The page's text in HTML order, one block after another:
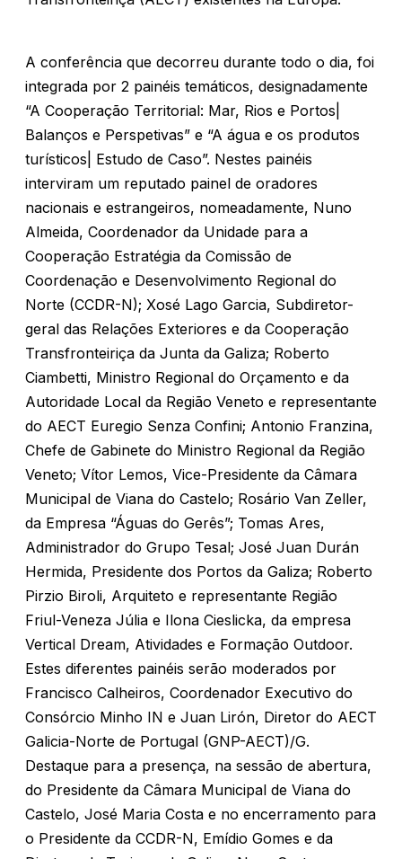
A conferência que decorreu durante todo o dia, foi
integrada por 2 painéis temáticos, designadamente
“A Cooperação Territorial: Mar, Rios e Portos|
Balanços e Perspetivas” e “A água e os produtos
turísticos| Estudo de Caso”. Nestes painéis
interviram um reputado painel de oradores
nacionais e estrangeiros, nomeadamente, Nuno
Almeida, Coordenador da Unidade para a
Cooperação Estratégia da Comissão de
Coordenação e Desenvolvimento Regional do
Norte (CCDR-N); Xosé Lago Garcia, Subdiretor-
geral das Relações Exteriores e da Cooperação
Transfronteiriça da Junta da Galiza; Roberto
Ciambetti, Ministro Regional do Orçamento e da
Autoridade Local da Região Veneto e representante
do AECT Euregio Senza Confini; Antonio Franzina,
Chefe de Gabinete do Ministro Regional da Região
Veneto; Vítor Lemos, Vice-Presidente da Câmara
Municipal de Viana do Castelo; Rosário Van Zeller,
da Empresa “Águas do Gerês”; Tomas Ares,
Administrador do Grupo Tesal; José Juan Durán
Hermida, Presidente dos Portos da Galiza; Roberto
Pirzio Biroli, Arquiteto e representante Região
Friul-Veneza Júlia e Ilona Cieslicka, da empresa
Vertical Dream, Atividades e Formação Outdoor.
Estes diferentes painéis serão moderados por
Francisco Calheiros, Coordenador Executivo do
Consórcio Minho IN e Juan Lirón, Diretor do AECT
Galicia-Norte de Portugal (GNP-AECT)/G.
Destaque para a presença, na sessão de abertura,
do Presidente da Câmara Municipal de Viana do
Castelo, José Maria Costa e no encerramento para
o Presidente da CCDR-N, Emídio Gomes e da